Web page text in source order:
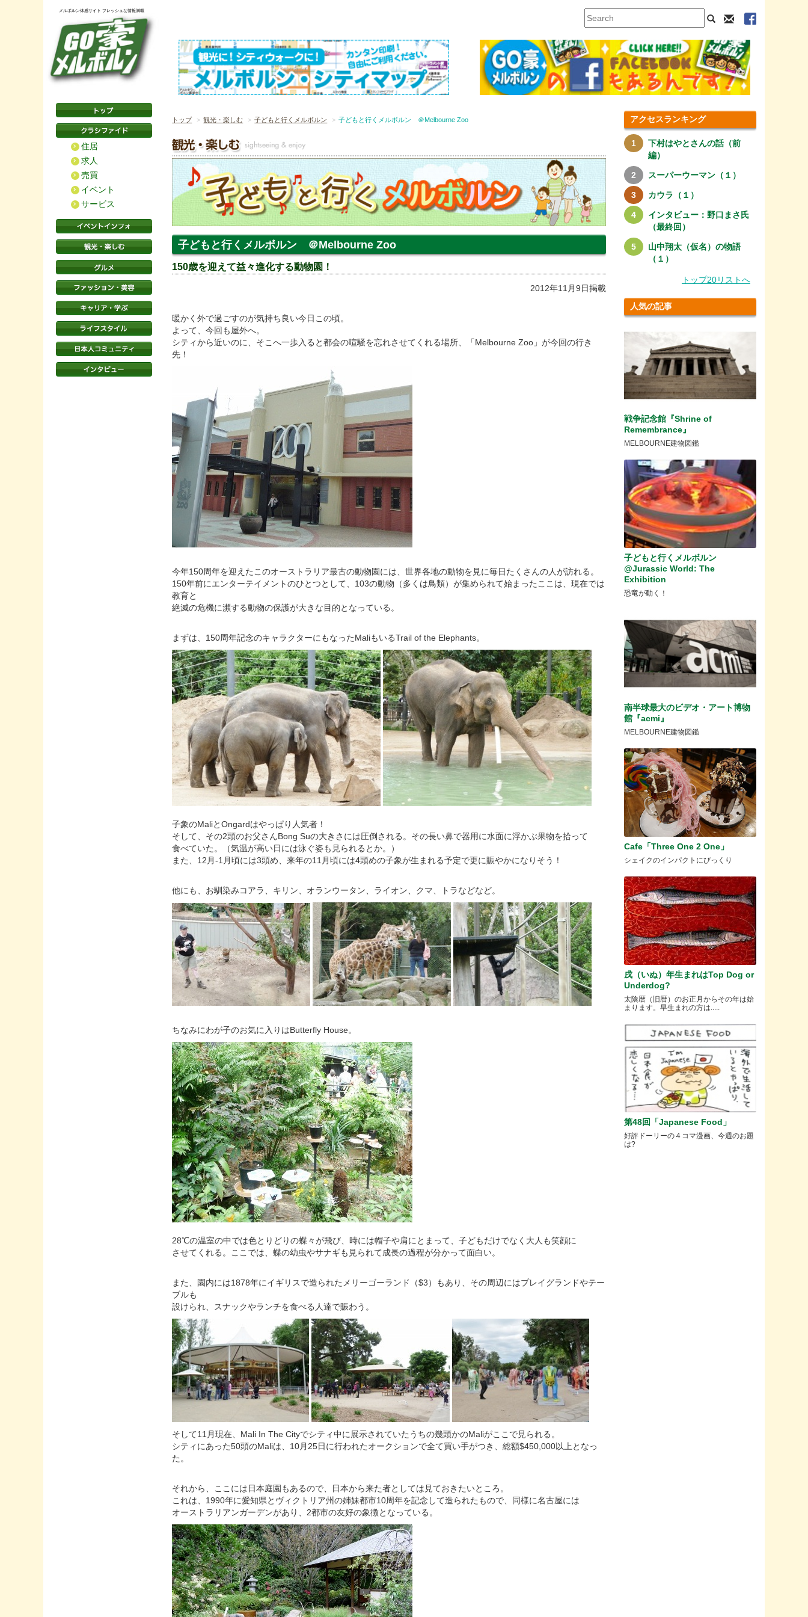
メルボルン体感サイト フレッシュな情報満載
住居
求人
売買
イベント
サービス
トップ 観光・楽しむ 子どもと行くメルボルン 子どもと行くメルボルン ＠Melbourne Zoo
子どもと行くメルボルン ＠Melbourne Zoo
150歳を迎えて益々進化する動物園！
2012年11月9日掲載
暖かく外で過ごすのが気持ち良い今日この頃。
よって、今回も屋外へ。
シティから近いのに、そこへ一歩入ると都会の喧騒を忘れさせてくれる場所、「Melbourne Zoo」が今回の行き
先！
今年150周年を迎えたこのオーストラリア最古の動物園には、世界各地の動物を見に毎日たくさんの人が訪れる。
150年前にエンターテイメントのひとつとして、103の動物（多くは鳥類）が集められて始まったここは、現在では
教育と
絶滅の危機に瀕する動物の保護が大きな目的となっている。
まずは、150周年記念のキャラクターにもなったMaliもいるTrail of the Elephants。
子象のMaliとOngardはやっぱり人気者！
そして、その2頭のお父さんBong Suの大きさには圧倒される。その長い鼻で器用に水面に浮かぶ果物を拾って
食べていた。（気温が高い日には泳ぐ姿も見られるとか。）
また、12月-1月頃には3頭め、来年の11月頃には4頭めの子象が生まれる予定で更に賑やかになりそう！
他にも、お馴染みコアラ、キリン、オランウータン、ライオン、クマ、トラなどなど。
ちなみにわが子のお気に入りはButterfly House。
28℃の温室の中では色とりどりの蝶々が飛び、時には帽子や肩にとまって、子どもだけでなく大人も笑顔に
させてくれる。ここでは、蝶の幼虫やサナギも見られて成長の過程が分かって面白い。
また、園内には1878年にイギリスで造られたメリーゴーランド（$3）もあり、その周辺にはプレイグランドやテー
ブルも
設けられ、スナックやランチを食べる人達で賑わう。
そして11月現在、Mali In The Cityでシティ中に展示されていたうちの幾頭かのMaliがここで見られる。
シティにあった50頭のMaliは、10月25日に行われたオークションで全て買い手がつき、総額$450,000以上となっ
た。
それから、ここには日本庭園もあるので、日本から来た者としては見ておきたいところ。
これは、1990年に愛知県とヴィクトリア州の姉妹都市10周年を記念して造られたもので、同様に名古屋には
オーストラリアンガーデンがあり、2都市の友好の象徴となっている。
アクセスランキング
下村はやとさんの話（前
編）
スーパーウーマン（１）
カウラ（１）
インタビュー：野口まさ氏
（最終回）
山中翔太（仮名）の物語
（１）
トップ20リストへ
人気の記事
戦争記念館『Shrine of
Remembrance』
MELBOURNE建物図鑑
子どもと行くメルボルン
@Jurassic World: The
Exhibition
恐竜が動く！
南半球最大のビデオ・アート博物
館『acmi』
MELBOURNE建物図鑑
Cafe「Three One 2 One」
シェイクのインパクトにびっくり
戌（いぬ）年生まれはTop Dog or
Underdog?
太陰暦（旧暦）のお正月からその年は始
まります。早生まれの方は.....
第48回「Japanese Food」
好評ドーリーの４コマ漫画、今週のお題
は?